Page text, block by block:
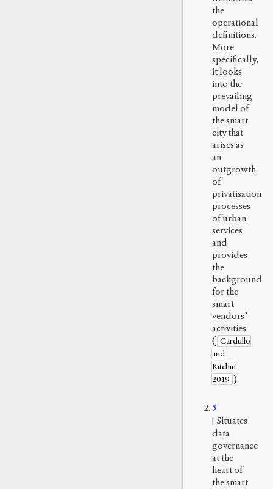
the
operational
definitions.
More
specifically,
it looks
into the
prevailing
model of
the smart
city that
arises as
an
outgrowth
of
privatisation
processes
of urban
services
and
provides
the
background
for the
smart
vendors’
activities
( Cardullo
and
Kitchin
2019 ).
5
Situates
data
governance
at the
heart of
the smart